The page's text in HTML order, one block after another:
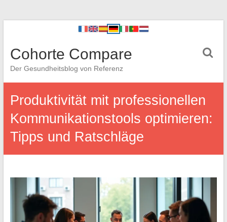
Cohorte Compare
Der Gesundheitsblog von Referenz
Produktivität mit professionellen
Kommunikationstools optimieren:
Tipps und Ratschläge